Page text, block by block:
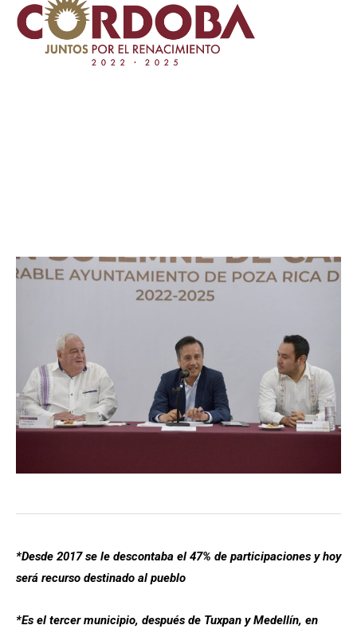
*Desde 2017 se le descontaba el 47% de participaciones y hoy
será recurso destinado al pueblo
*Es el tercer municipio, después de Tuxpan y Medellín, en